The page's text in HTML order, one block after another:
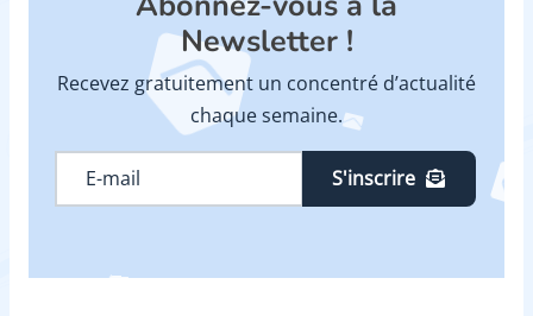
Newsletter !
Recevez gratuitement un concentré d’actualité
chaque semaine.
S'inscrire